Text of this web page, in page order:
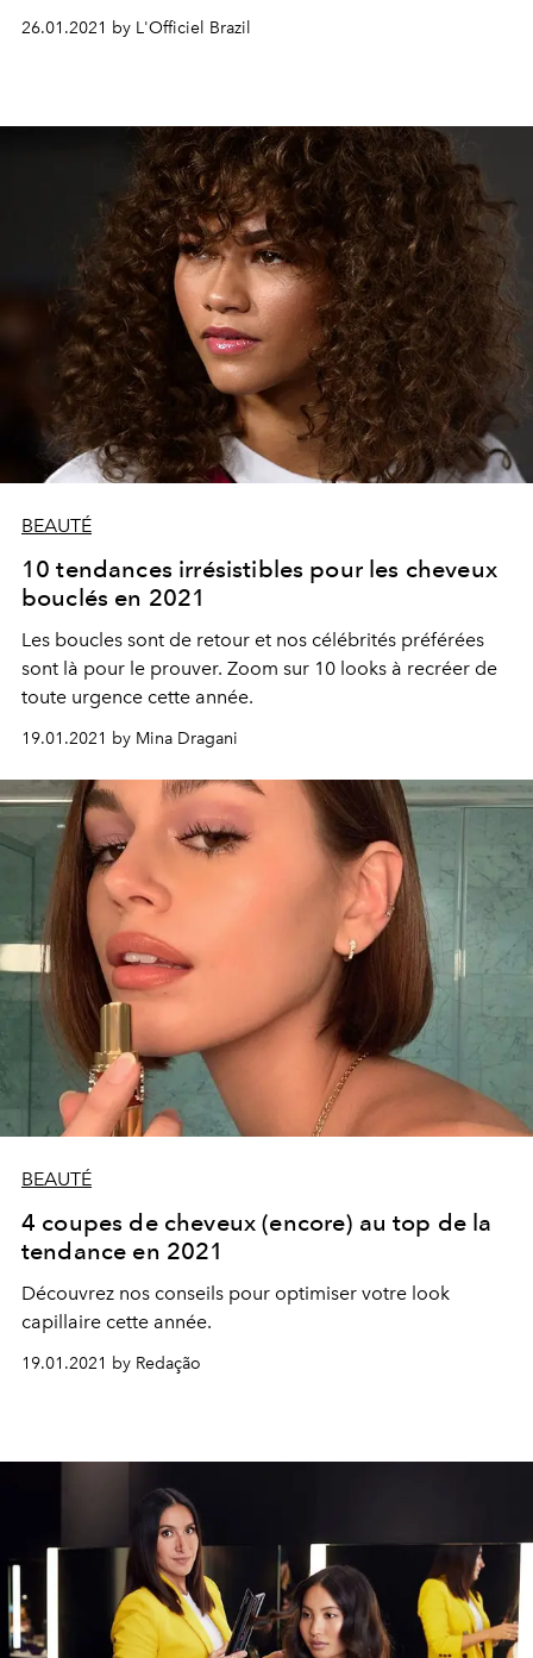
26.01.2021 by L'Officiel Brazil
BEAUTÉ
10 tendances irrésistibles pour les cheveux
bouclés en 2021
Les boucles sont de retour et nos célébrités préférées
sont là pour le prouver. Zoom sur 10 looks à recréer de
toute urgence cette année.
19.01.2021 by Mina Dragani
BEAUTÉ
4 coupes de cheveux (encore) au top de la
tendance en 2021
Découvrez nos conseils pour optimiser votre look
capillaire cette année.
19.01.2021 by Redação